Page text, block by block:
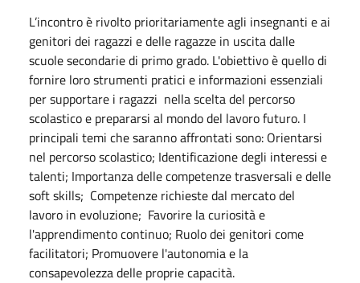
L’incontro è rivolto prioritariamente agli insegnanti e ai
genitori dei ragazzi e delle ragazze in uscita dalle
scuole secondarie di primo grado. L'obiettivo è quello di
fornire loro strumenti pratici e informazioni essenziali
per supportare i ragazzi nella scelta del percorso
scolastico e prepararsi al mondo del lavoro futuro. I
principali temi che saranno affrontati sono: Orientarsi
nel percorso scolastico; Identificazione degli interessi e
talenti; Importanza delle competenze trasversali e delle
soft skills; Competenze richieste dal mercato del
lavoro in evoluzione; Favorire la curiosità e
l'apprendimento continuo; Ruolo dei genitori come
facilitatori; Promuovere l'autonomia e la
consapevolezza delle proprie capacità.